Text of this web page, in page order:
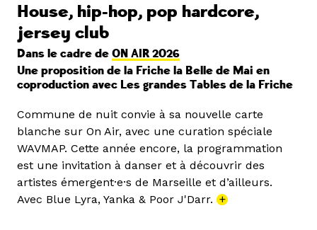
House, hip-hop, pop hardcore,
jersey club
Dans le cadre de ON AIR 2026
Une proposition de la Friche la Belle de Mai en
coproduction avec Les grandes Tables de la Friche
Commune de nuit convie à sa nouvelle carte
blanche sur On Air, avec une curation spéciale
WAVMAP. Cette année encore, la programmation
est une invitation à danser et à découvrir des
artistes émergent·e·s de Marseille et d’ailleurs.
Avec Blue Lyra, Yanka & Poor J'Darr. +